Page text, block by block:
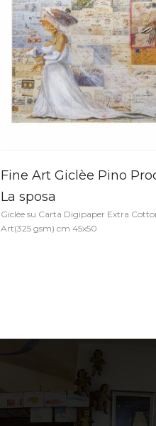
Fine Art Giclèe Pino
La sposa
Giclèe su Carta Digipaper Extra
Art(325 gsm) cm 45x50